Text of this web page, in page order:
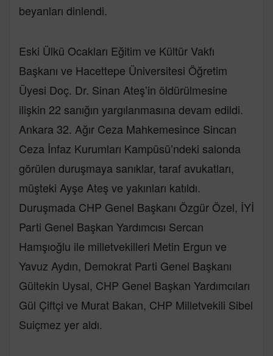
beyanları dinlendi.
Eski Ülkü Ocakları Eğitim ve Kültür Vakfı
Başkanı ve Hacettepe Üniversitesi Öğretim
Üyesi Doç. Dr. Sinan Ateş’in öldürülmesine
ilişkin 22 sanığın yargılanmasına devam edildi.
Ankara 32. Ağır Ceza Mahkemesince Sincan
Ceza İnfaz Kurumları Kampüsü’ndeki salonda
görülen duruşmaya sanıklar, taraf avukatları,
müşteki Ayşe Ateş ve yakınları katıldı.
Duruşmada CHP Genel Başkanı Özgür Özel, İYİ
Parti Genel Başkan Yardımcısı Sercan
Hamşıoğlu ile milletvekilleri Metin Ergun ve
Yavuz Aydın, Demokrat Parti Genel Başkanı
Gültekin Uysal, CHP Genel Başkan Yardımcıları
Gül Çiftçi ve Murat Bakan, CHP Milletvekili Sibel
Suiçmez yer aldı.